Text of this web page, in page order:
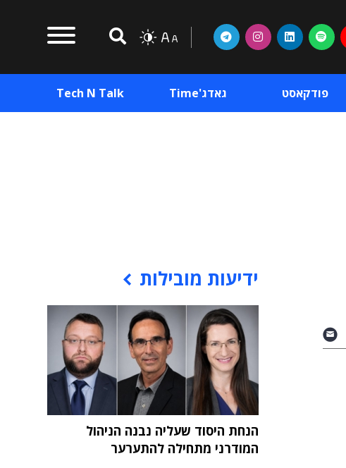
פודקאסט גאדג'Time Tech N Talk
ידיעות מובילות
הנחת היסוד שעליה נבנה הניהול
המודרני מתחילה להתערער